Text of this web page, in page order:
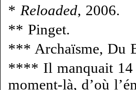
* Reloaded, 2006.
** Pinget.
*** Archaïsme, Du
**** Il manquait 14
moment-là, d’où